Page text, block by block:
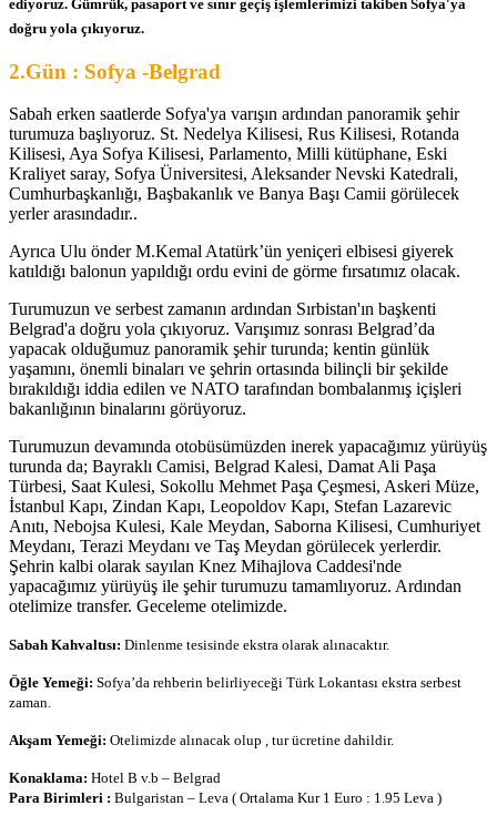
ediyoruz. Gümrük, pasaport ve sınır geçiş işlemlerimizi takiben Sofya'ya
doğru yola çıkıyoruz.
2.Gün : Sofya -Belgrad
Sabah erken saatlerde Sofya'ya varışın ardından panoramik şehir
turumuza başlıyoruz. St. Nedelya Kilisesi, Rus Kilisesi, Rotanda
Kilisesi, Aya Sofya Kilisesi, Parlamento, Milli kütüphane, Eski
Kraliyet saray, Sofya Üniversitesi, Aleksander Nevski Katedrali,
Cumhurbaşkanlığı, Başbakanlık ve Banya Başı Camii görülecek
yerler arasındadır..
Ayrıca Ulu önder M.Kemal Atatürk’ün yeniçeri elbisesi giyerek
katıldığı balonun yapıldığı ordu evini de görme fırsatımız olacak.
Turumuzun ve serbest zamanın ardından Sırbistan'ın başkenti
Belgrad'a doğru yola çıkıyoruz. Varışımız sonrası Belgrad’da
yapacak olduğumuz panoramik şehir turunda; kentin günlük
yaşamını, önemli binaları ve şehrin ortasında bilinçli bir şekilde
bırakıldığı iddia edilen ve NATO tarafından bombalanmış içişleri
bakanlığının binalarını görüyoruz.
Turumuzun devamında otobüsümüzden inerek yapacağımız yürüyüş
turunda da; Bayraklı Camisi, Belgrad Kalesi, Damat Ali Paşa
Türbesi, Saat Kulesi, Sokollu Mehmet Paşa Çeşmesi, Askeri Müze,
İstanbul Kapı, Zindan Kapı, Leopoldov Kapı, Stefan Lazarevic
Anıtı, Nebojsa Kulesi, Kale Meydan, Saborna Kilisesi, Cumhuriyet
Meydanı, Terazi Meydanı ve Taş Meydan görülecek yerlerdir.
Şehrin kalbi olarak sayılan Knez Mihajlova Caddesi'nde
yapacağımız yürüyüş ile şehir turumuzu tamamlıyoruz. Ardından
otelimize transfer. Geceleme otelimizde.
Sabah Kahvaltısı: Dinlenme tesisinde ekstra olarak alınacaktır.
Öğle Yemeği: Sofya’da rehberin belirliyeceği Türk Lokantası ekstra serbest
zaman.
Akşam Yemeği: Otelimizde alınacak olup , tur ücretine dahildir.
Konaklama: Hotel B v.b – Belgrad
Para Birimleri : Bulgaristan – Leva ( Ortalama Kur 1 Euro : 1.95 Leva )